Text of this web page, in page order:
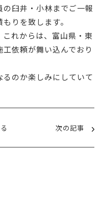
臼井・小林までご一報
りを致します。
れからは、富山県・東
依頼が舞い込んでおり
のか楽しみにしていて
次の記事